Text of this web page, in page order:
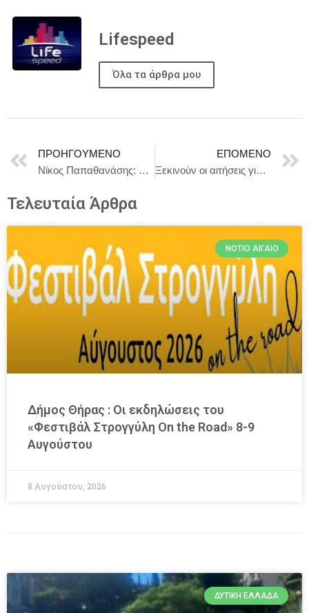
Lifespeed
Όλα τα άρθρα μου
ΠΡΟΗΓΟΎΜΕΝΟ
Νίκος Παπαθανάσης: Στο 100% η απορρόφηση των δανείων του Ταμείου Ανάκαμψης.
ΕΠΌΜΕΝΟ
Ξεκινούν οι αιτήσεις για τις 70.000 επιταγές παιδικών κατασκηνώσεων της ΔΥΠΑ
Τελευταία Άρθρα
ΝΌΤΙΟ ΑΙΓΑΊΟ
Δήμος Θήρας : Οι εκδηλώσεις του
«Φεστιβάλ Στρογγύλη On the Road» 8-9
Αυγούστου
8 Αυγούστου, 2026
ΔΥΤΙΚΉ ΕΛΛΆΔΑ